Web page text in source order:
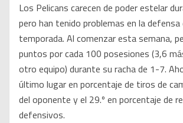
Los Pelicans carecen de poder estelar
pero han tenido problemas en la
temporada. Al comenzar esta semana,
puntos por cada 100 posesiones (3,6
otro equipo) durante su racha de 1-7.
último lugar en porcentaje de tiros de
del oponente y el 29.º en porcentaje de
defensivos.